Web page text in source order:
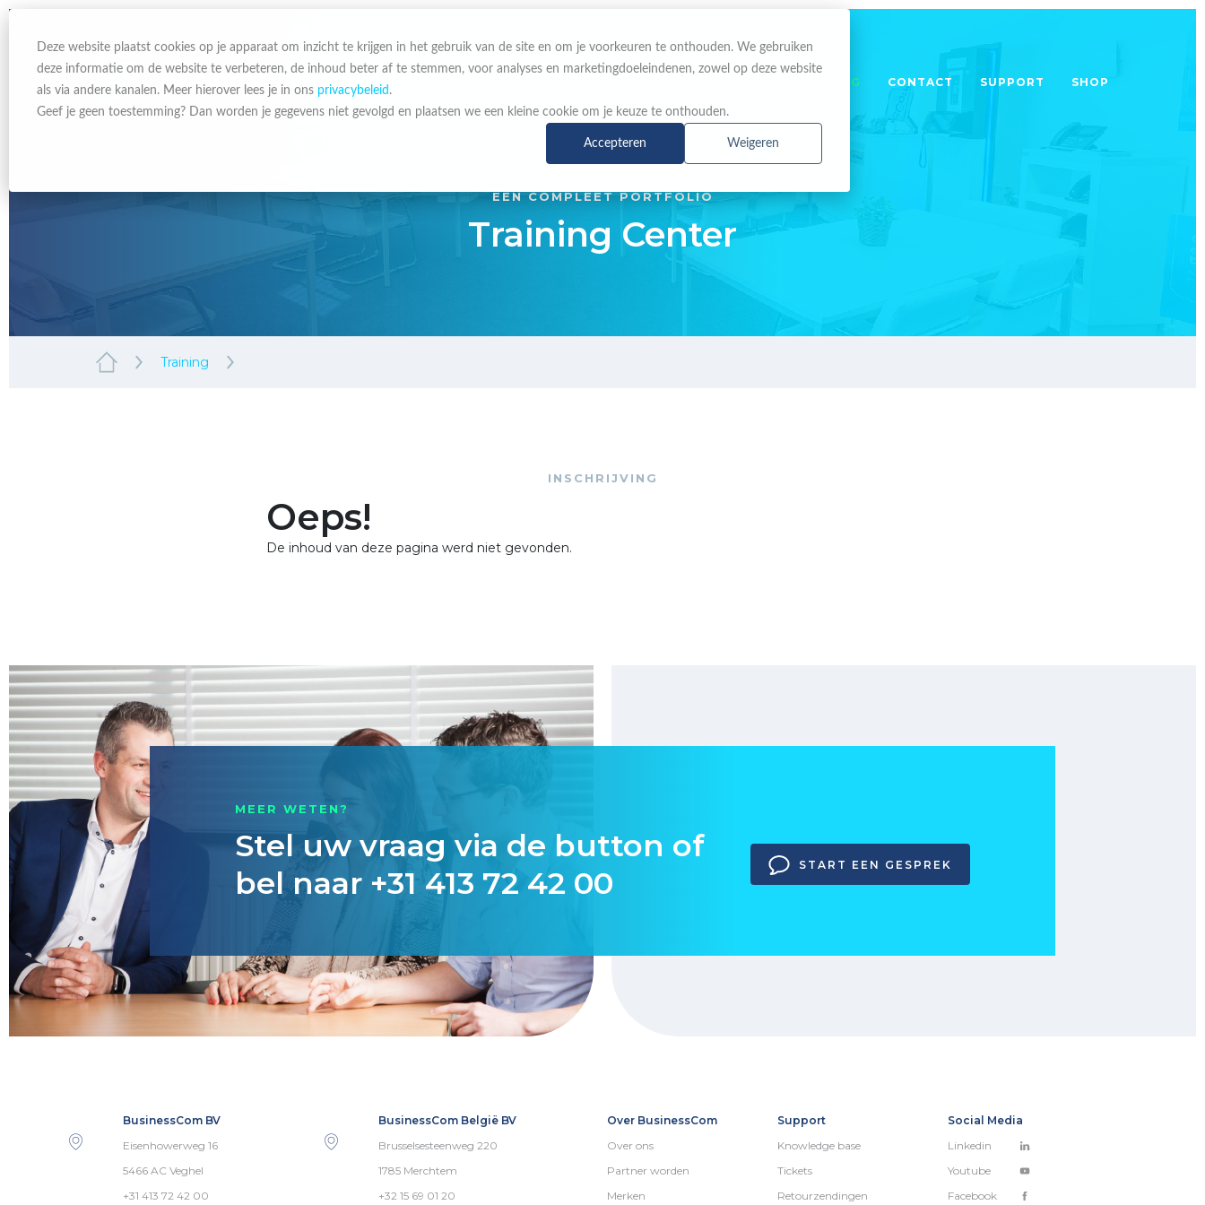
Deze website plaatst cookies op je apparaat om inzicht te krijgen in het gebruik van de site en om je voorkeuren te onthouden. We gebruiken
deze informatie om de website te verbeteren, de inhoud beter af te stemmen, voor analyses en marketingdoeleindenen, zowel op deze website
als via andere kanalen. Meer hierover lees je in ons privacybeleid .
Geef je geen toestemming? Dan worden je gegevens niet gevolgd en plaatsen we een kleine cookie om je keuze te onthouden.
Accepteren Weigeren
TRAINING CONTACT SUPPORT SHOP
EEN COMPLEET PORTFOLIO
Training Center
Training
INSCHRIJVING
Oeps!
De inhoud van deze pagina werd niet gevonden.
MEER WETEN?
Stel uw vraag via de button of
bel naar +31 413 72 42 00
START EEN GESPREK
BusinessCom BV
Eisenhowerweg 16
5466 AC Veghel
+31 413 72 42 00
BusinessCom België BV
Brusselsesteenweg 220
1785 Merchtem
+32 15 69 01 20
Over BusinessCom
Over ons
Partner worden
Merken
Support
Knowledge base
Tickets
Retourzendingen
Social Media
Linkedin
Youtube
Facebook